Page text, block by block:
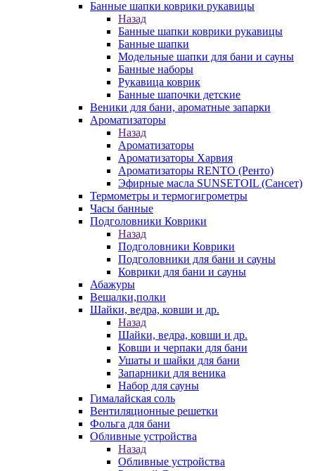
Банные шапки коврики рукавицы
Назад
Банные шапки коврики рукавицы
Банные шапки
Модельные шапки для бани и сауны
Банные наборы
Рукавица коврик
Банные шапочки детские
Веники для бани, ароматные запарки
Ароматизаторы
Назад
Ароматизаторы
Ароматизаторы Харвия
Ароматизаторы RENTO (Ренто)
Эфирные масла SUNSETOIL (Сансет)
Термометры и термогигрометры
Часы банные
Подголовники Коврики
Назад
Подголовники Коврики
Подголовники для бани и сауны
Коврики для бани и сауны
Абажуры
Вешалки,полки
Шайки, ведра, ковши и др.
Назад
Шайки, ведра, ковши и др.
Ковши и черпаки для бани
Ушаты и шайки для бани
Запарники для веника
Набор для сауны
Гималайская соль
Вентиляционные решетки
Фольга для бани
Обливные устройства
Назад
Обливные устройства